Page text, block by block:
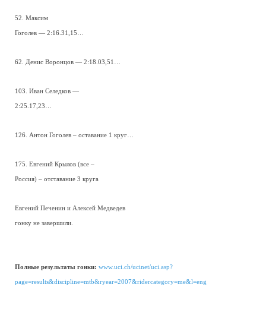
52. Максим
Гоголев — 2:16.31,15…
62. Денис Воронцов — 2:18.03,51…
103. Иван Селедков —
2:25.17,23…
126. Антон Гоголев – оставание 1 круг…
175. Евгений Крылов (все –
Россия) – отставание 3 круга
Евгений Печенин и Алексей Медведев
гонку не завершили.
Полные результаты гонки: www.uci.ch/ucinet/uci.asp?
page=results&discipline=mtb&ryear=2007&ridercategory=me&l=eng